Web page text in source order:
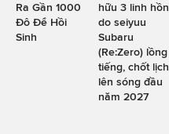
Ra Gần 1000
Đô Để Hồi
Sinh
hữu 3 linh hồn
do seiyuu
Subaru
(Re:Zero) lồng
tiếng, chốt lịch
lên sóng đầu
năm 2027